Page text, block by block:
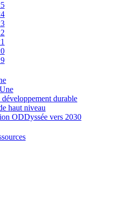
durable
haut niveau
ODDyssée vers 2030